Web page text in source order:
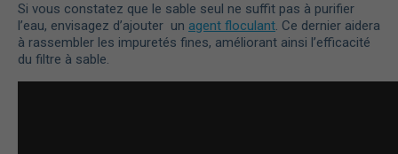
Si vous constatez que le sable seul ne suffit pas à purifier
l’eau, envisagez d’ajouter un agent floculant. Ce dernier aidera
à rassembler les impuretés fines, améliorant ainsi l’efficacité
du filtre à sable.